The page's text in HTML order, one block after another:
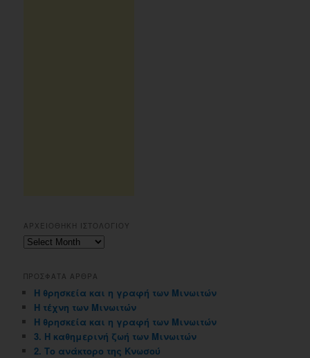
ΑΡΧΕΙΟΘΗΚΗ ΙΣΤΟΛΟΓΙΟΥ
Αρχειοθηκη
ΠΡΟΣΦΑΤΑ ΑΡΘΡΑ
Η θρησκεία και η γραφή των Μινωιτών
Η τέχνη των Μινωιτών
Η θρησκεία και η γραφή των Μινωιτών
3. Η καθημερινή ζωή των Μινωιτών
2. Το ανάκτορο της Κνωσού